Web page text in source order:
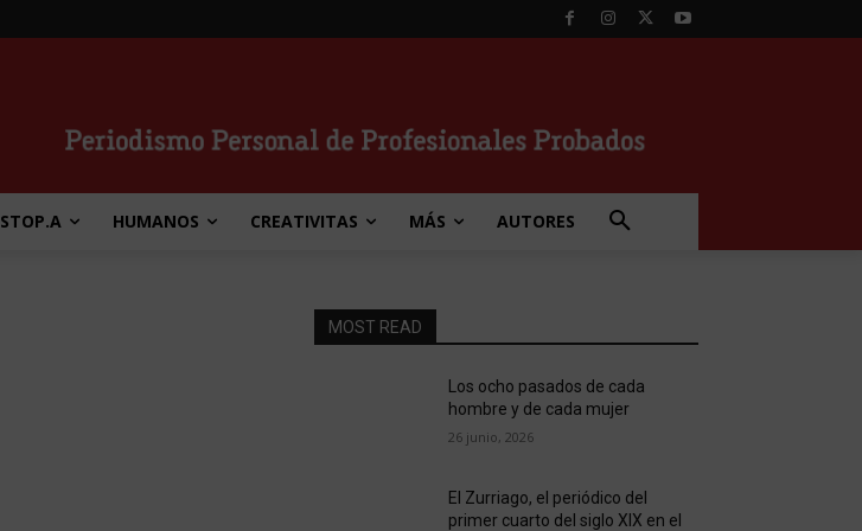
STOP.A HUMANOS CREATIVITAS MÁS AUTORES
MOST READ
Los ocho pasados de cada
hombre y de cada mujer
26 junio, 2026
El Zurriago, el periódico del
primer cuarto del siglo XIX en el